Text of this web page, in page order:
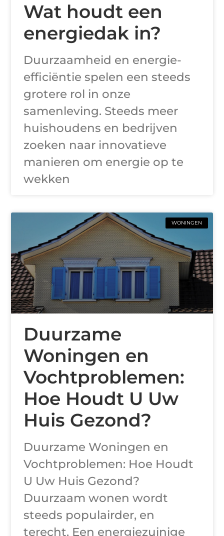
Wat houdt een
energiedak in?
Duurzaamheid en energie-
efficiëntie spelen een steeds
grotere rol in onze
samenleving. Steeds meer
huishoudens en bedrijven
zoeken naar innovatieve
manieren om energie op te
wekken
WONINGEN
Duurzame
Woningen en
Vochtproblemen:
Hoe Houdt U Uw
Huis Gezond?
Duurzame Woningen en
Vochtproblemen: Hoe Houdt
U Uw Huis Gezond?
Duurzaam wonen wordt
steeds populairder, en
terecht. Een energiezuinige